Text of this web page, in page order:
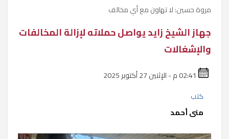
مروة حسين: لا تهاون مع أي مخالف
جهاز الشيخ زايد يواصل حملاته لإزالة المخالفات
والإشغالات
كتب
منى أحمد